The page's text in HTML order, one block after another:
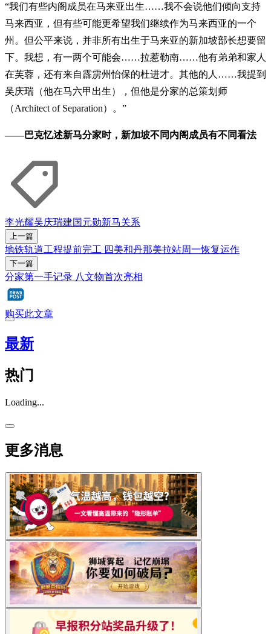
“我们有些内阁成员在马来亚出生……我不会说他们倾向支持
马来西亚，但有些可能更希望我们继续作为马来西亚的一个
州。但公平来说，并非所有出生于马来亚的新加坡部长想要留
下。我想，有一两个可能会……拉惹勒南……他有弟弟和家人
在芙蓉，还有来自霹雳州怡保的杜进才。其他的人……我提到
吴庆瑞（他在马六甲出生），但他是分家的总策划师
（Architect of Separation）。”
——巴克忆述新马分家时，新加坡不同内阁成员有不同看法
李光耀吴庆瑞建国元勋新马关系
上一篇
地铁轨道工程提前完工 四美和丹那美拉站周一恢复运作
下一篇
分家第一手记录 八文物首次亮相
购买此文章
最新
热门
Loading...
更多消息